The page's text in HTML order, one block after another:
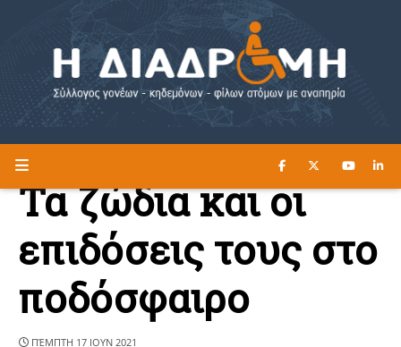
Η ΔΙΑΔΡΟΜΗ ΔΙΑΒΑΣΤΕ ΕΔΩ ►
Τα ζώδια και οι
επιδόσεις τους στο
ποδόσφαιρο
ΠΈΜΠΤΗ 17 ΙΟΥΝ 2021